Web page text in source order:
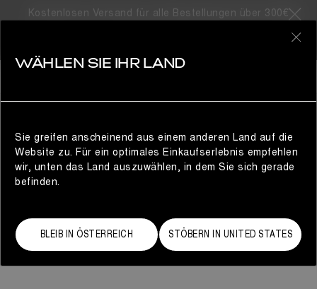
Kostenlosen Versand für alle Bestellungen über 300€
WÄHLEN SIE IHR LAND
Sie greifen anscheinend aus einem anderen Land auf die
Website zu. Für ein optimales Einkaufserlebnis empfehlen
wir, unten das Land auszuwählen, in dem Sie sich gerade
befinden.
BLEIB IN ÖSTERREICH STÖBERN IN UNITED STATES